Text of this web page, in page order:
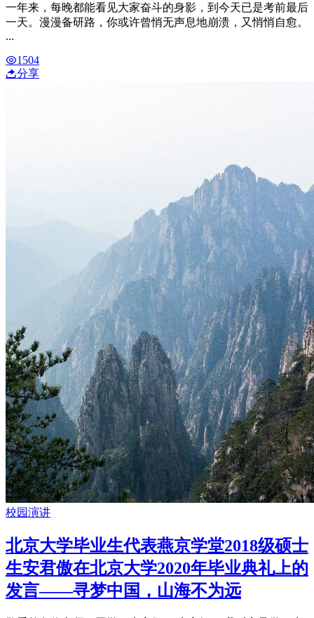
一年来，每晚都能看见大家奋斗的身影，到今天已是考前最后
一天。漫漫备研路，你或许曾悄无声息地崩溃，又悄悄自愈。
...
1504
分享
校园演讲
北京大学毕业生代表燕京学堂2018级硕士
生安君傲在北京大学2020年毕业典礼上的
发言——寻梦中国，山海不为远